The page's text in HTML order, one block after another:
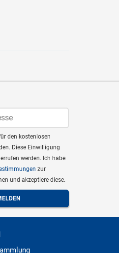
den kostenlosen
Diese Einwilligung
werden. Ich habe
zur
und akzeptiere diese.